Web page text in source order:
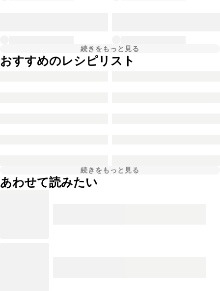
続きをもっと見る
おすすめのレシピリスト
続きをもっと見る
あわせて読みたい